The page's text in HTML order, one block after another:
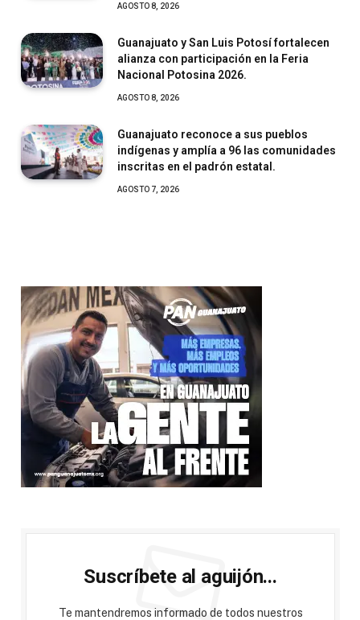
AGOSTO 8, 2026
Guanajuato y San Luis Potosí fortalecen
alianza con participación en la Feria
Nacional Potosina 2026.
AGOSTO 8, 2026
Guanajuato reconoce a sus pueblos
indígenas y amplía a 96 las comunidades
inscritas en el padrón estatal.
AGOSTO 7, 2026
Suscríbete al aguijón...
Te mantendremos informado de todos nuestros